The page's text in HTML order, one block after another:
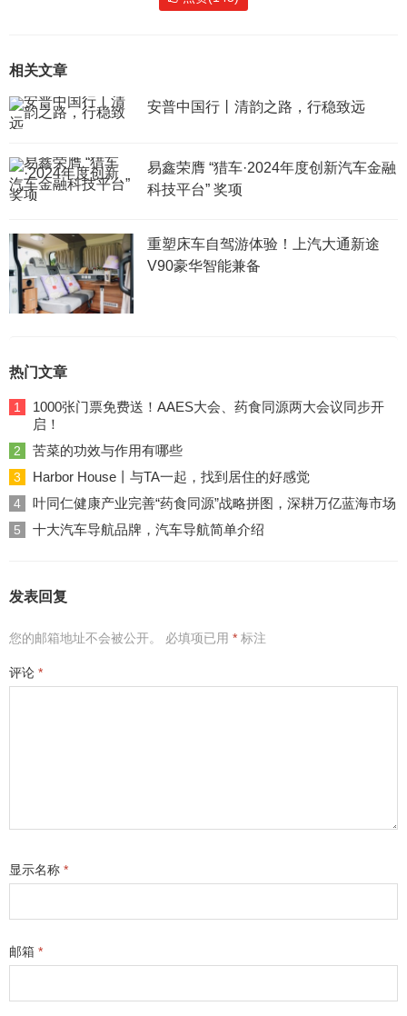
相关文章
安普中国行丨清韵之路，行稳致远
易鑫荣膺 “猎车·2024年度创新汽车金融
科技平台” 奖项
重塑床车自驾游体验！上汽大通新途
V90豪华智能兼备
热门文章
1
1000张门票免费送！AAES大会、药食同源两大会议同步开
启！
2 苦菜的功效与作用有哪些
3 Harbor House丨与TA一起，找到居住的好感觉
4 叶同仁健康产业完善“药食同源”战略拼图，深耕万亿蓝海市场
5 十大汽车导航品牌，汽车导航简单介绍
发表回复
您的邮箱地址不会被公开。 必填项已用 * 标注
评论 *
显示名称 *
邮箱 *